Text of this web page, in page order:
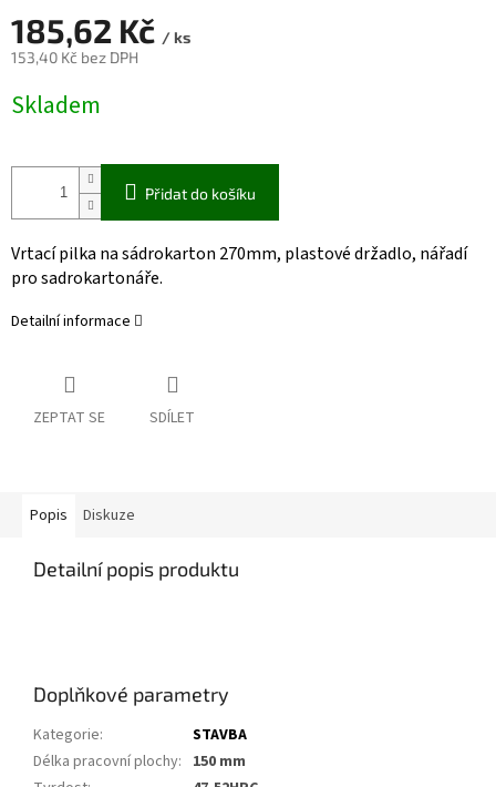
185,62 Kč / ks
153,40 Kč bez DPH
cena:
Skladem
Přidat do košíku
Vrtací pilka na sádrokarton 270mm, plastové držadlo, nářadí
pro sadrokartonáře.
Detailní informace
ZEPTAT SE SDÍLET
Popis Diskuze
Detailní popis produktu
Doplňkové parametry
Kategorie:
STAVBA
Délka pracovní plochy: 150 mm